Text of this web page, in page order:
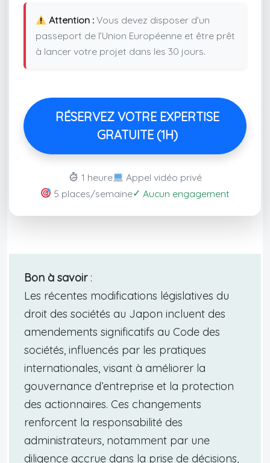
Attention :Vous devez disposer d’un
passeport de l’Union Européenne et être prêt
à lancer votre projet dans les 30 jours.
RÉSERVEZ VOTRE EXPERTISE
GRATUITE (1H)
1 heure
Appel vidéo privé
5 places/semaine✓ Aucun engagement
Bon à savoir:
Les récentes modifications législatives du
droit des sociétés au Japon incluent des
amendements significatifs au Code des
sociétés, influencés par les pratiques
internationales, visant à améliorer la
gouvernance d’entreprise et la protection
des actionnaires. Ces changements
renforcent la responsabilité des
administrateurs, notamment par une
diligence accrue dans la prise de décisions,